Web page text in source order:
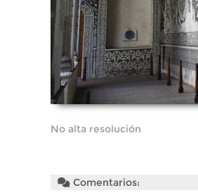
No alta resolución
Comentarios: